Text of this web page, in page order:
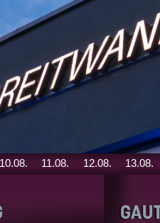
10.08. 11.08. 12.08. 13.08.